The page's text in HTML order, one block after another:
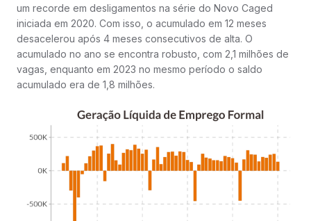
um recorde em desligamentos na série do Novo Caged
iniciada em 2020. Com isso, o acumulado em 12 meses
desacelerou após 4 meses consecutivos de alta. O
acumulado no ano se encontra robusto, com 2,1 milhões de
vagas, enquanto em 2023 no mesmo período o saldo
acumulado era de 1,8 milhões.